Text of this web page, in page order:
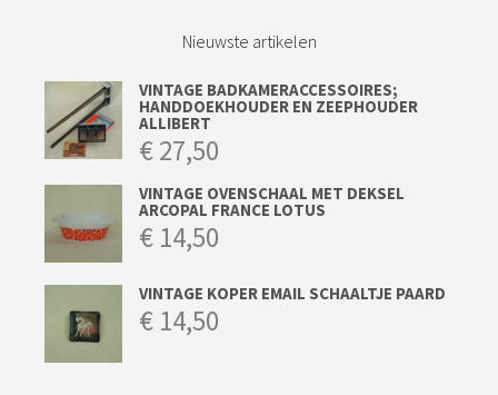
Nieuwste artikelen
VINTAGE BADKAMERACCESSOIRES;
HANDDOEKHOUDER EN ZEEPHOUDER
ALLIBERT
€27,50
VINTAGE OVENSCHAAL MET DEKSEL
ARCOPAL FRANCE LOTUS
€ 14,50
VINTAGE KOPER EMAIL SCHAALTJE PAARD
€ 14,50